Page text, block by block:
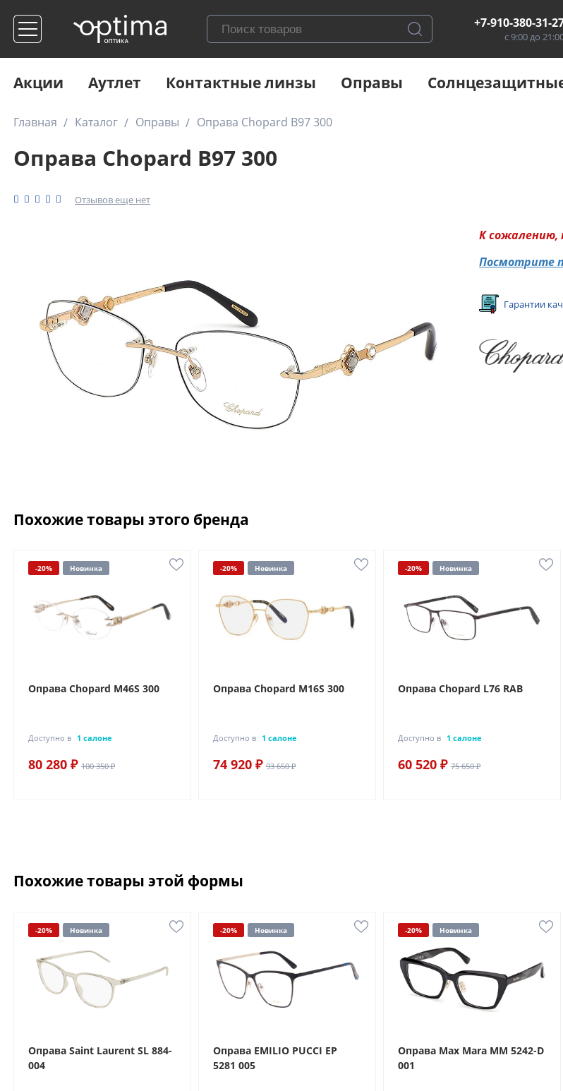
+7-910-380-31-
с 9:00 до
Акции Аутлет Контактные линзы Оправы
Главная Каталог Оправы Оправа Chopard B97 300
Оправа Chopard B97 300
Отзывов еще нет
К сожалению,
Посмотрите
Гарантии
Похожие товары этого бренда
-20% Новинка
Оправа Chopard M46S 300
Доступно в 1 салоне
80 280 ₽ 100 350 ₽
-20% Новинка
Оправа Chopard M16S 300
Доступно в 1 салоне
74 920 ₽ 93 650 ₽
-20% Новинка
Оправа Chopard L76 RAB
Доступно в 1 салоне
60 520 ₽ 75 650 ₽
Похожие товары этой формы
-20% Новинка
Оправа Saint Laurent SL 884-
004
-20% Новинка
Оправа EMILIO PUCCI EP
5281 005
-20% Новинка
Оправа Max Mara MM 5242-D
001